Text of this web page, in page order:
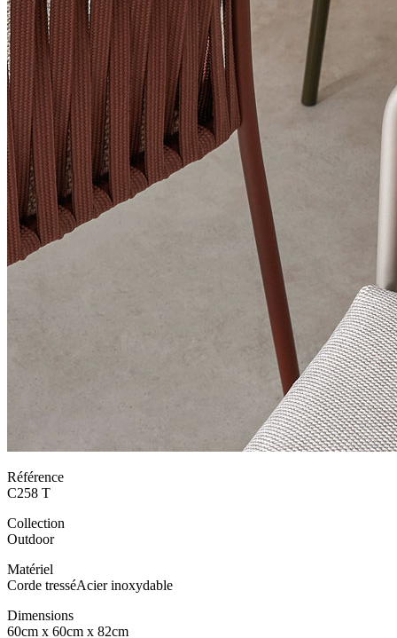
Référence
C258 T
Collection
Outdoor
Matériel
Corde tresséAcier inoxydable
Dimensions
60cm x 60cm x 82cm